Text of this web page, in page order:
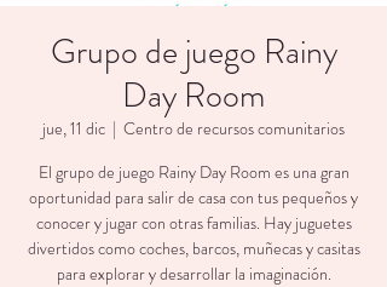
Grupo de juego Rainy
Day Room
jue, 11 dic
  |
Centro de recursos comunitarios
El grupo de juego Rainy Day Room es una gran
oportunidad para salir de casa con tus pequeños y
conocer y jugar con otras familias. Hay juguetes
divertidos como coches, barcos, muñecas y casitas
para explorar y desarrollar la imaginación.